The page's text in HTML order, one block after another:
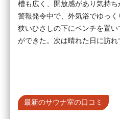
槽も広く、開放感があり気持
警報発令中で、外気浴でゆっく
狭いひさしの下にベンチを置
ができた。次は晴れた日に訪れ
最新のサウナ室の口コミ